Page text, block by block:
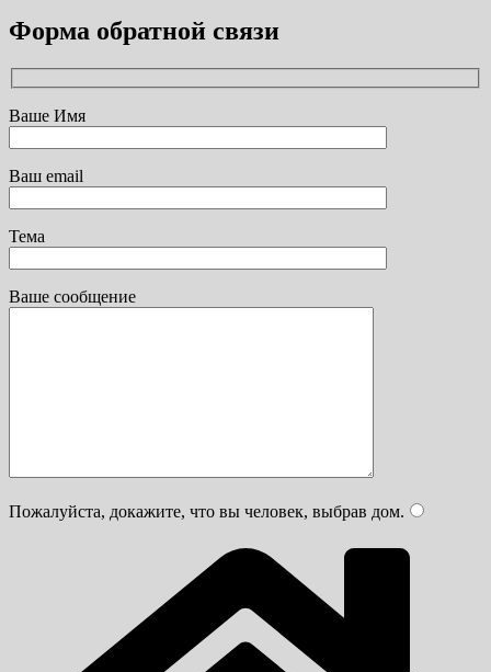
Форма обратной связи
Ваше Имя
Ваш email
Тема
Ваше сообщение
Пожалуйста, докажите, что вы человек, выбрав дом.